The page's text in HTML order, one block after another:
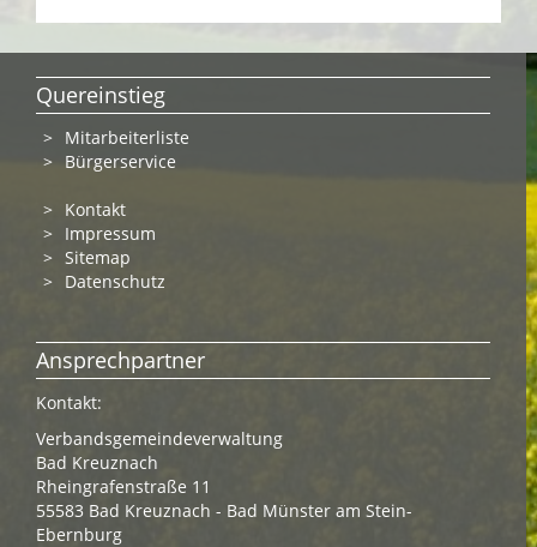
Quereinstieg
Mitarbeiterliste
Bürgerservice
Kontakt
Impressum
Sitemap
Datenschutz
Ansprechpartner
Kontakt:
Verbandsgemeindeverwaltung
Bad Kreuznach
Rheingrafenstraße 11
55583 Bad Kreuznach - Bad Münster am Stein-
Ebernburg